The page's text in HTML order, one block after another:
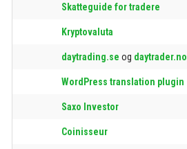
Skatteguide for tradere
Kryptovaluta
daytrading.se og daytrader.no
WordPress translation plugin
Saxo Investor
Coinisseur